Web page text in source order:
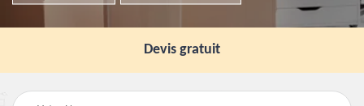
Devis gratuit